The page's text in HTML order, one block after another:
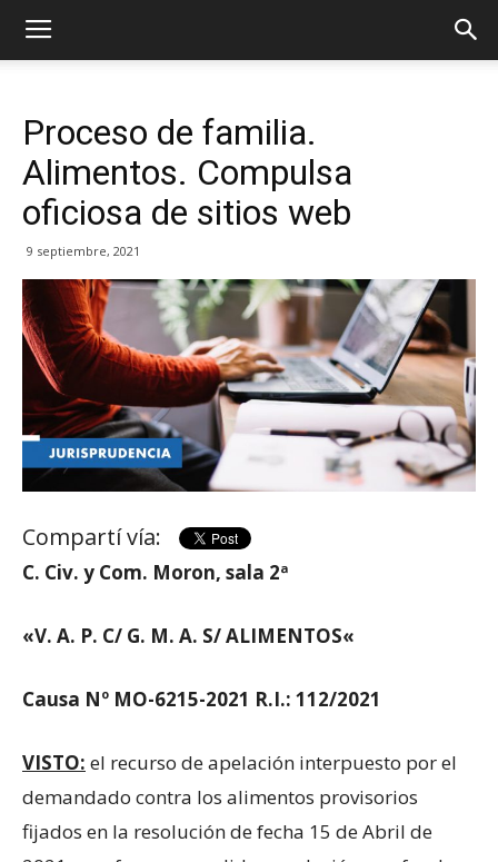
Proceso de familia.
Alimentos. Compulsa
oficiosa de sitios web
9 septiembre, 2021
Compartí vía:
C. Civ. y Com. Moron, sala 2ª
«V. A. P. C/ G. M. A. S/ ALIMENTOS«
Causa Nº MO-6215-2021 R.I.: 112/2021
VISTO: el recurso de apelación interpuesto por el
demandado contra los alimentos provisorios
fijados en la resolución de fecha 15 de Abril de